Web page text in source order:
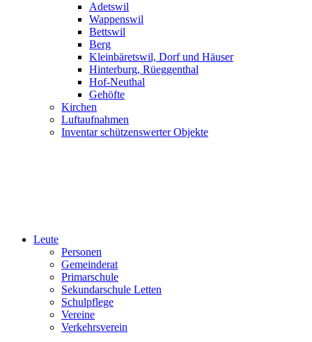
Adetswil
Wappenswil
Bettswil
Berg
Kleinbäretswil, Dorf und Häuser
Hinterburg, Rüeggenthal
Hof-Neuthal
Gehöfte
Kirchen
Luftaufnahmen
Inventar schützenswerter Objekte
Leute
Personen
Gemeinderat
Primarschule
Sekundarschule Letten
Schulpflege
Vereine
Verkehrsverein